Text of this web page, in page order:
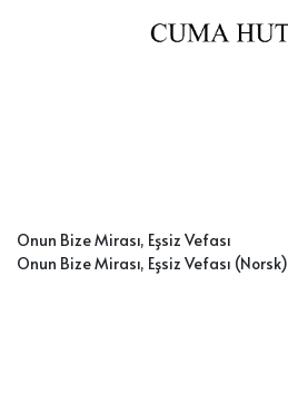
Onun Bize Mirası, Eşsiz Vefası
Onun Bize Mirası, Eşsiz Vefası (Norsk)